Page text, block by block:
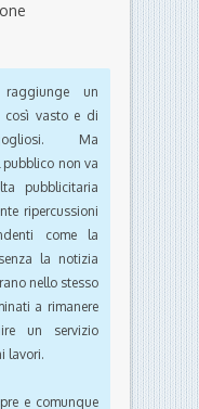
un
così vasto e di
Ma
non va
pubblicitaria
ripercussioni
come la
la notizia
nello stesso
a rimanere
un servizio
lavori.
e comunque